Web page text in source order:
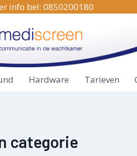
info bel: 0850200180
Hardware Tarieven
categorie